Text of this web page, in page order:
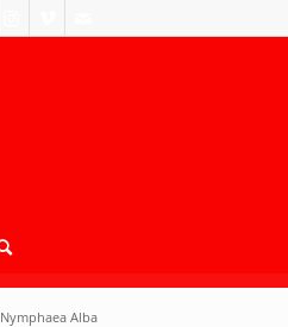
Nymphaea Alba